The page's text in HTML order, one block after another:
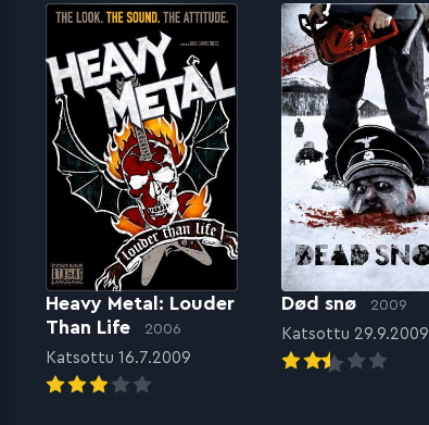
Heavy Metal: Louder
Than Life
2006
Katsottu 16.7.2009
Død snø 2009
Katsottu 29.9.2009